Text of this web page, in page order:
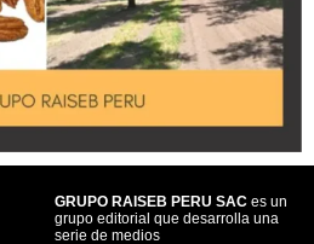
GRUPO RAISEB PERU SAC es un
grupo editorial que desarrolla una
serie de medios